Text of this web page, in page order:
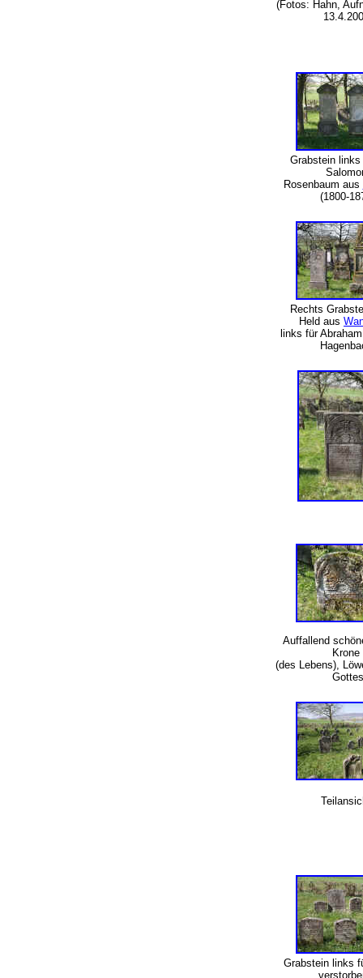
(Fotos: Hahn,
Grabstein links
Rosenbaum aus
(1800-
Rechts
Held aus
links für
Auffallend
Krone
(des Lebens),
Gottes
Grabstein links